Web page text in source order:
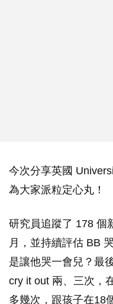
今次分享英國
為大家派粒定心丸！
研究員追蹤了 178 個
月，並持續評估 BB
是讓他哭一會兒？最
cry it out 兩、三次，
多幾次，跟孩子在18